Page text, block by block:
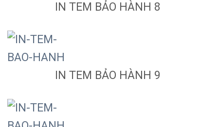
IN TEM BẢO HÀNH 8
IN TEM BẢO HÀNH 9